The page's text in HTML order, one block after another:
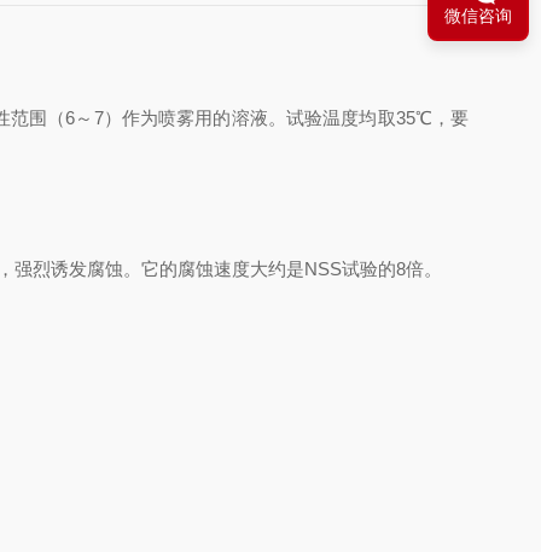
范围（6～7）作为喷雾用的溶液。试验温度均取35℃，要
烈诱发腐蚀。它的腐蚀速度大约是NSS试验的8倍。
微信咨询